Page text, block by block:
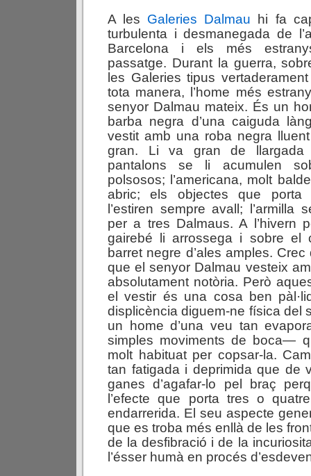
A les Galeries Dalmau hi fa
turbulenta i desmanegada de
Barcelona i els més
passatge. Durant la guerra,
les Galeries tipus
tota manera, l’home més
senyor Dalmau mateix. És un
barba negra d’una caiguda
vestit amb una roba negra
gran. Li va gran de llargada
pantalons se li acumulen
polsosos; l’americana, molt
abric; els objectes que porta
l’estiren sempre avall; l’armilla
per a tres Dalmaus. A l’hivern
gairebé li arrossega i sobre el
barret negre d’ales amples.
que el senyor Dalmau vesteix
absolutament notòria. Però
el vestir és una cosa ben
displicència diguem-ne física del
un home d’una veu tan
simples moviments de boca—
molt habituat per copsar-la.
tan fatigada i deprimida que de
ganes d’agafar-lo pel braç
l’efecte que porta tres o
endarrerida. El seu aspecte
que es troba més enllà de les
de la desfibració i de la
l’ésser humà en procés